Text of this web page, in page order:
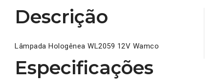
Descrição
Lâmpada Hologênea WL2059 12V Wamco
Especificações